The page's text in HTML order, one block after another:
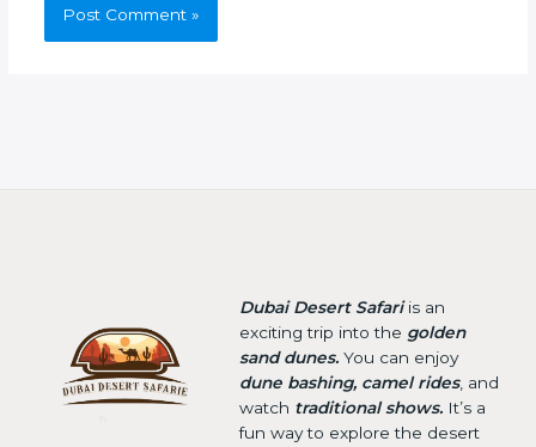
Dubai Desert Safariis an
exciting trip into the golden
sand dunes.You can enjoy
dune bashing, camel rides, and
watch traditional shows.It’s a
fun way to explore the desert